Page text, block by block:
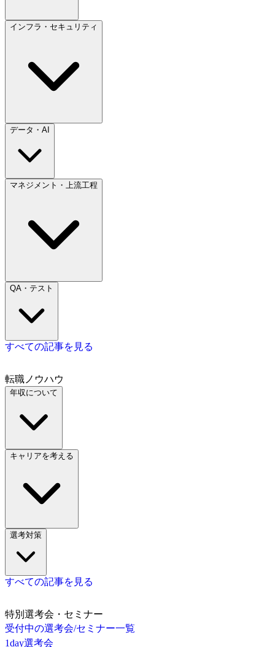
インフラ・セキュリティ
データ・AI
マネジメント・上流工程
QA・テスト
すべての記事を見る
転職ノウハウ
年収について
キャリアを考える
選考対策
すべての記事を見る
特別選考会・セミナー
受付中の選考会/セミナー一覧
1day選考会